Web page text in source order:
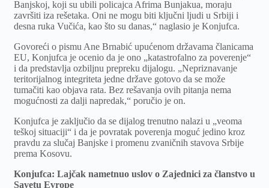
Banjskoj, koji su ubili policajca Afrima Bunjakua, moraju
završiti iza rešetaka. Oni ne mogu biti ključni ljudi u Srbiji i
desna ruka Vučića, kao što su danas,“ naglasio je Konjufca.
Govoreći o pismu Ane Brnabić upućenom državama članicama
EU, Konjufca je ocenio da je ono „katastrofalno za poverenje“
i da predstavlja ozbiljnu prepreku dijalogu. „Nepriznavanje
teritorijalnog integriteta jedne države gotovo da se može
tumačiti kao objava rata. Bez rešavanja ovih pitanja nema
mogućnosti za dalji napredak,“ poručio je on.
Konjufca je zaključio da se dijalog trenutno nalazi u „veoma
teškoj situaciji“ i da je povratak poverenja moguć jedino kroz
pravdu za slučaj Banjske i promenu zvaničnih stavova Srbije
prema Kosovu.
Konjufca: Lajčak nametnuo uslov o Zajednici za članstvo u
Savetu Evrope